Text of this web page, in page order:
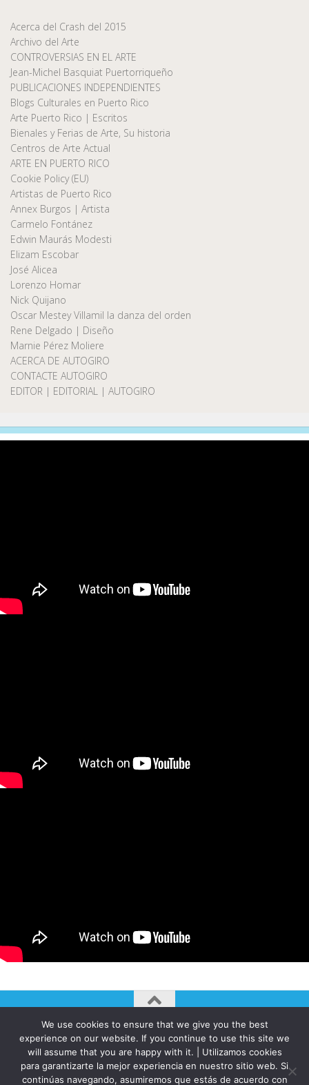
Acerca del Crash del 2015
Archivo del Arte
CONTROVERSIAS EN EL ARTE
Jean-Michel Basquiat Puertorriqueño
PUBLICACIONES INDEPENDIENTES
Blogs Culturales en Puerto Rico
Arte Puerto Rico | Escritos
Bienales y Ferias de Arte, Su historia
Centros de Arte Actual
ARTE EN PUERTO RICO
Cookie Policy (EU)
Artistas de Puerto Rico
Annex Burgos | Artista
Carmelo Fontánez
Edwin Maurás Modesti
Elizam Escobar
José Alicea
Lorenzo Homar
Nick Quijano
Oscar Mestey Villamil la danza del orden
Rene Delgado | Diseño
Marnie Pérez Moliere
ACERCA DE AUTOGIRO
CONTACTE AUTOGIRO
EDITOR | EDITORIAL | AUTOGIRO
AUTOGIRO/el giro del arte actual © JAVIER MARTINEZ 2026. All
Rights Reserved.
Funciona con - Diseñado con elTema Hueman
We use cookies to ensure that we give you the best
experience on our website. If you continue to use this site we
will assume that you are happy with it. | Utilizamos cookies
para garantizarte la mejor experiencia en nuestro sitio web. Si
continúas navegando, asumiremos que estás de acuerdo con